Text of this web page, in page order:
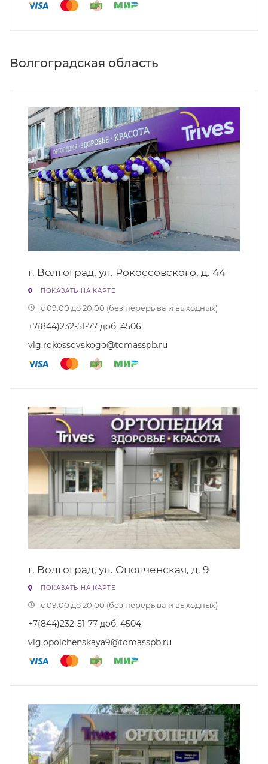
Волгоградская область
г. Волгоград, ул. Рокоссовского, д. 44
ПОКАЗАТЬ НА КАРТЕ
с 09:00 до 20:00 (без перерыва и выходных)
+7(844)232-51-77 доб. 4506
vlg.rokossovskogo@tomasspb.ru
г. Волгоград, ул. Ополченская, д. 9
ПОКАЗАТЬ НА КАРТЕ
с 09:00 до 20:00 (без перерыва и выходных)
+7(844)232-51-77 доб. 4504
vlg.opolchenskaya9@tomasspb.ru